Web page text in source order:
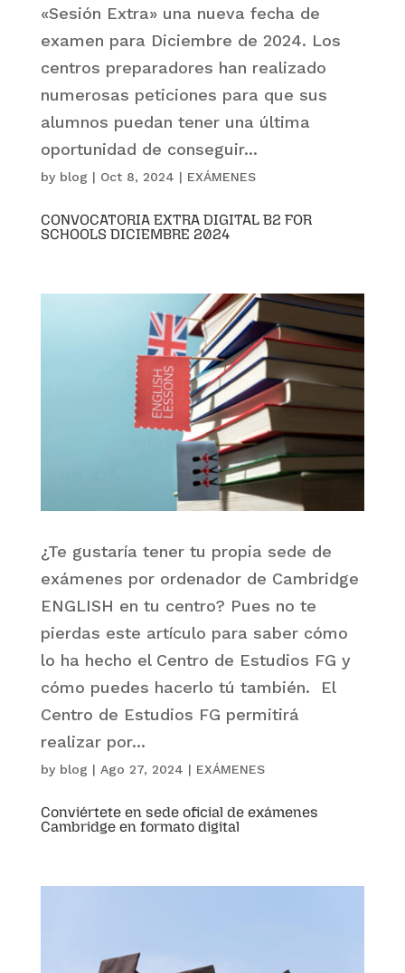
CONVOCATORIA EXTRA DIGITAL B2 FOR
SCHOOLS DICIEMBRE 2024
by blog | Oct 8, 2024 | EXÁMENES
«Sesión Extra» una nueva fecha de
examen para Diciembre de 2024. Los
centros preparadores han realizado
numerosas peticiones para que sus
alumnos puedan tener una última
oportunidad de conseguir...
Conviértete en sede oficial de exámenes
Cambridge en formato digital
by blog | Ago 27, 2024 | EXÁMENES
¿Te gustaría tener tu propia sede de
exámenes por ordenador de Cambridge
ENGLISH en tu centro? Pues no te
pierdas este artículo para saber cómo
lo ha hecho el Centro de Estudios FG y
cómo puedes hacerlo tú también. El
Centro de Estudios FG permitirá
realizar por...